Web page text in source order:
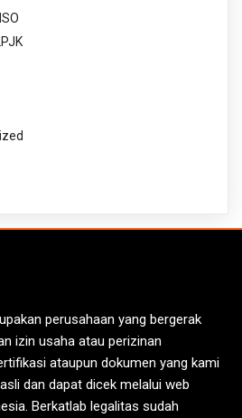
perusahaan yang bergerak
izin usaha atau perizinan
ataupun dokumen yang kami
dan dapat dicek melalui web
Berkatlab legalitas sudah